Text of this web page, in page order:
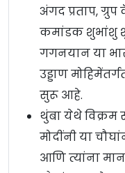
अंगद प्रताप,
कमांडक शुभांशु
गगनयान या
उड्डाण
सुरू आहे.
थुंबा येथे विक्रम
मोदींनी या
आणि त्यांना